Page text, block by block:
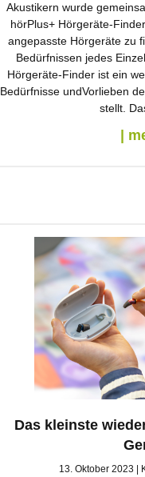
Akustikern wurde
hörPlus+ Hörgeräte-
angepasste Hörgeräte zu
Bedürfnissen jedes
Hörgeräte-Finder ist ein
Bedürfnisse undVorlieben
stellt.
|
Das kleinste
13. Oktober 2023